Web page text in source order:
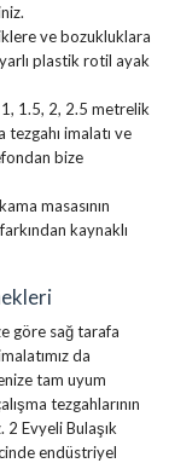
ve bozukluklara
plastik rotil ayak
1, 1.5, 2, 2.5 metrelik
imalatı ve
bize
masasının
kaynaklı
göre sağ tarafa
da
tam uyum
tezgahlarının
Evyeli Bulaşık
endüstriyel